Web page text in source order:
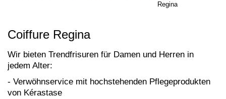
Regina
Coiffure Regina
Wir bieten Trendfrisuren für Damen und Herren in
jedem Alter:
- Verwöhnservice mit hochstehenden Pflegeprodukten
von Kérastase